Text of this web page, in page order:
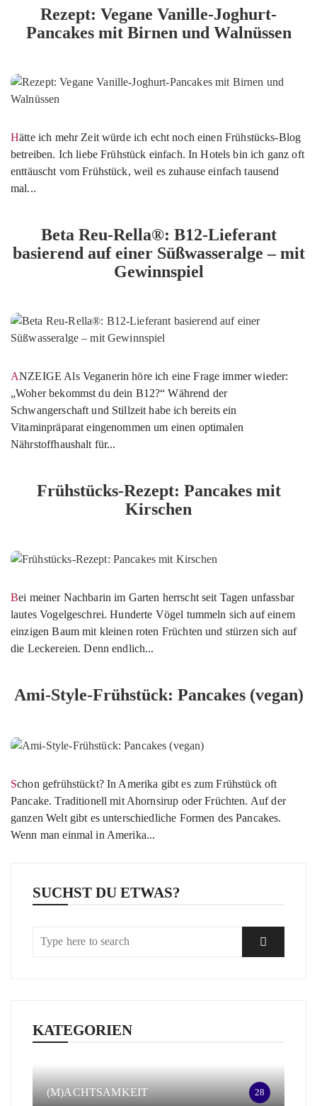
Rezept: Vegane Vanille-Joghurt-
Pancakes mit Birnen und Walnüssen
Hätte ich mehr Zeit würde ich echt noch einen Frühstücks-Blog
betreiben. Ich liebe Frühstück einfach. In Hotels bin ich ganz oft
enttäuscht vom Frühstück, weil es zuhause einfach tausend
mal...
Beta Reu-Rella®: B12-Lieferant
basierend auf einer Süßwasseralge – mit
Gewinnspiel
ANZEIGE Als Veganerin höre ich eine Frage immer wieder:
„Woher bekommst du dein B12?“ Während der
Schwangerschaft und Stillzeit habe ich bereits ein
Vitaminpräparat eingenommen um einen optimalen
Nährstoffhaushalt für...
Frühstücks-Rezept: Pancakes mit
Kirschen
Bei meiner Nachbarin im Garten herrscht seit Tagen unfassbar
lautes Vogelgeschrei. Hunderte Vögel tummeln sich auf einem
einzigen Baum mit kleinen roten Früchten und stürzen sich auf
die Leckereien. Denn endlich...
Ami-Style-Frühstück: Pancakes (vegan)
Schon gefrühstückt? In Amerika gibt es zum Frühstück oft
Pancake. Traditionell mit Ahornsirup oder Früchten. Auf der
ganzen Welt gibt es unterschiedliche Formen des Pancakes.
Wenn man einmal in Amerika...
SUCHST DU ETWAS?
KATEGORIEN
(M)ACHTSAMKEIT 28